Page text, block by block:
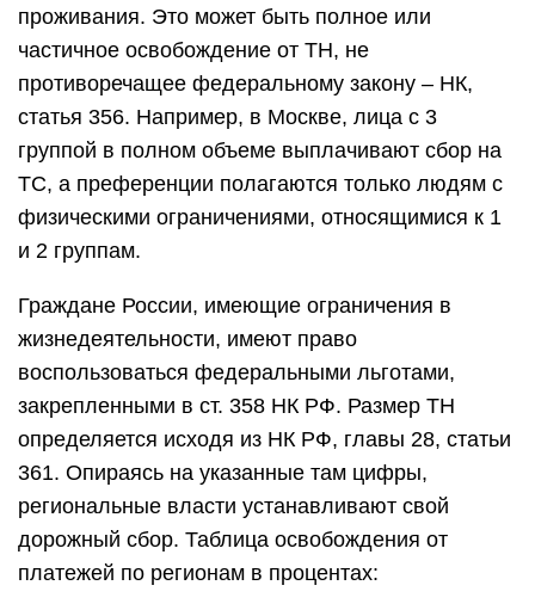
проживания. Это может быть полное или
частичное освобождение от ТН, не
противоречащее федеральному закону – НК,
статья 356. Например, в Москве, лица с 3
группой в полном объеме выплачивают сбор на
ТС, а преференции полагаются только людям с
физическими ограничениями, относящимися к 1
и 2 группам.
Граждане России, имеющие ограничения в
жизнедеятельности, имеют право
воспользоваться федеральными льготами,
закрепленными в ст. 358 НК РФ. Размер ТН
определяется исходя из НК РФ, главы 28, статьи
361. Опираясь на указанные там цифры,
региональные власти устанавливают свой
дорожный сбор. Таблица освобождения от
платежей по регионам в процентах: